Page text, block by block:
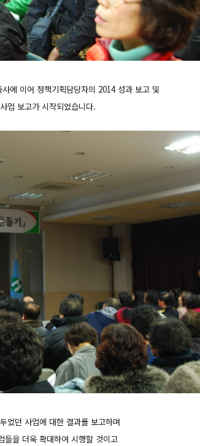
에 이어 정책기획담당자의 2014 성과 보고 및
업 보고가 시작되었습니다.
었던 사업에 대한 결과를 보고하며
들을 더욱 확대하여 시행할 것이고